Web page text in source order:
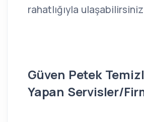
rahatlığıyla
Güven Petek
Yapan Servisler/